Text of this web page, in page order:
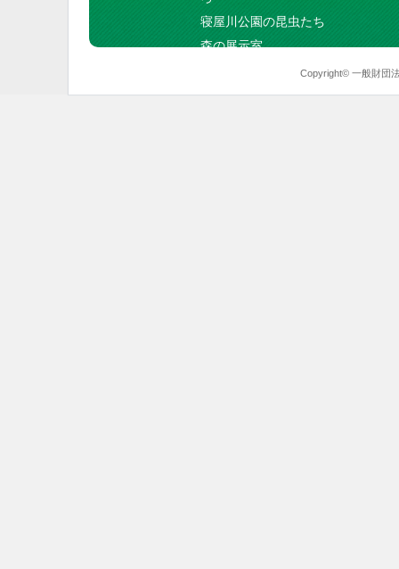
寝屋川公園の昆虫たち
森の展示室
Copyright© 一般財団